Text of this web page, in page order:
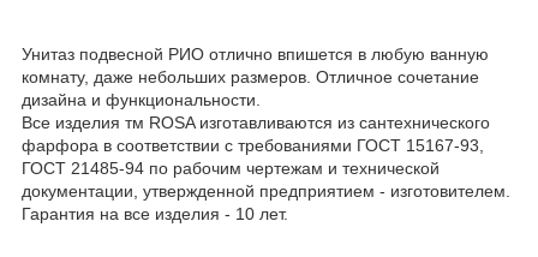
Унитаз подвесной РИО отлично впишется в любую ванную
комнату, даже небольших размеров. Отличное сочетание
дизайна и функциональности.
Все изделия тм ROSA изготавливаются из сантехнического
фарфора в соответствии с требованиями ГОСТ 15167-93,
ГОСТ 21485-94 по рабочим чертежам и технической
документации, утвержденной предприятием - изготовителем.
Гарантия на все изделия - 10 лет.